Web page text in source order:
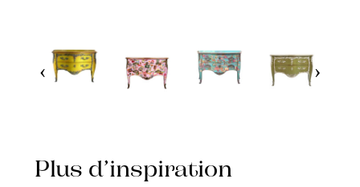
Plus d’inspiration